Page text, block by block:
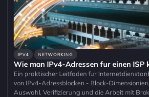
IPV4 NETWORKING
Wie man IPv4-Adressen fur einen ISP
Ein praktischer Leitfaden fur
von IPv4-Adressblocken - Block-
Auswahl, Verifizierung und die Arbeit mit